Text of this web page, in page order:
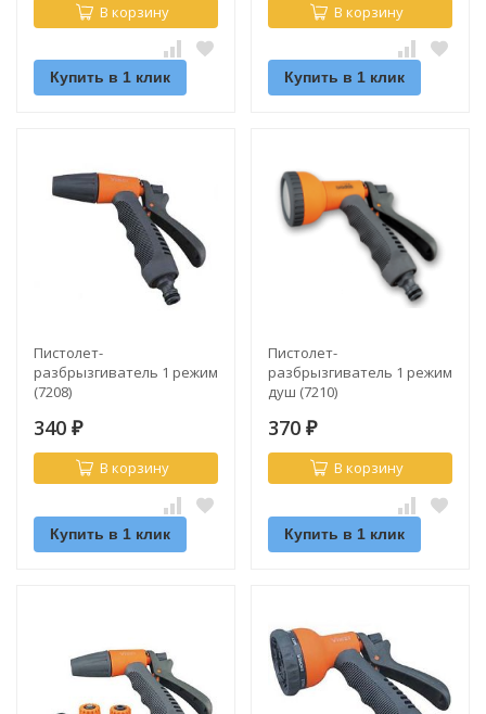
В корзину
Купить в 1 клик
В корзину
Купить в 1 клик
Пистолет-
разбрызгиватель 1 режим
(7208)
340 ₽
В корзину
Купить в 1 клик
Пистолет-
разбрызгиватель 1 режим
душ (7210)
370 ₽
В корзину
Купить в 1 клик